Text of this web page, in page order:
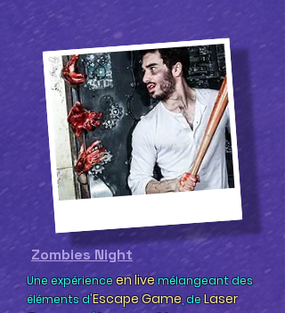
Zombies Night
Une expérienceen livemélangeant des
éléments d'Escape Game, deLaser